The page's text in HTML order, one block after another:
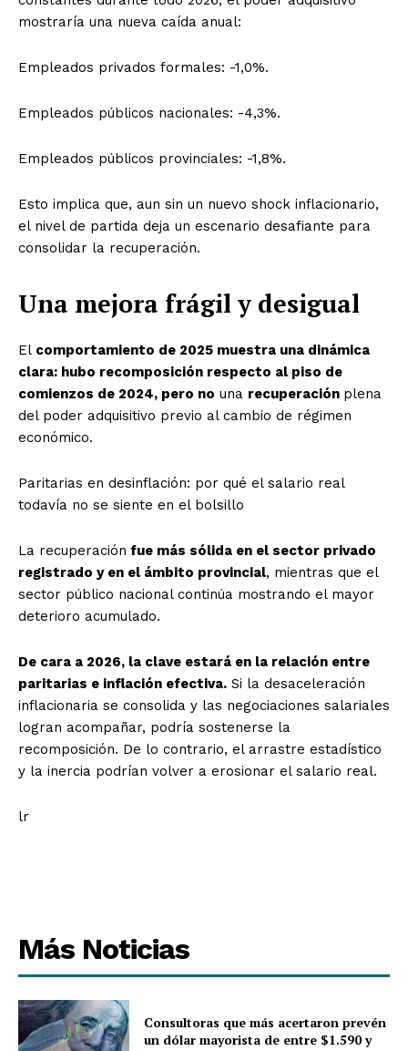
mostraría una nueva caída anual:
Empleados privados formales: -1,0%.
Empleados públicos nacionales: -4,3%.
Empleados públicos provinciales: -1,8%.
Esto implica que, aun sin un nuevo shock inflacionario,
el nivel de partida deja un escenario desafiante para
consolidar la recuperación.
Una mejora frágil y desigual
El comportamiento de 2025 muestra una dinámica
clara: hubo recomposición respecto al piso de
comienzos de 2024, pero no una recuperación plena
del poder adquisitivo previo al cambio de régimen
económico.
Paritarias en desinflación: por qué el salario real
todavía no se siente en el bolsillo
La recuperación fue más sólida en el sector privado
registrado y en el ámbito provincial, mientras que el
sector público nacional continúa mostrando el mayor
deterioro acumulado.
De cara a 2026, la clave estará en la relación entre
paritarias e inflación efectiva. Si la desaceleración
inflacionaria se consolida y las negociaciones salariales
logran acompañar, podría sostenerse la
recomposición. De lo contrario, el arrastre estadístico
y la inercia podrían volver a erosionar el salario real.
lr
Más Noticias
Consultoras que más acertaron prevén
un dólar mayorista de entre $1.590 y